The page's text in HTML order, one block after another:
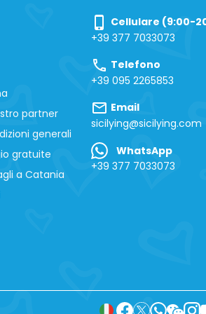
partner
generali
gratuite
a Catania
phone_iphone
Cellulare (9:00-
+39 377 7033073
call Telefono
+39 095 2265853
mail Email
sicilying@sicilying.com
WhatsApp
+39 377 7033073